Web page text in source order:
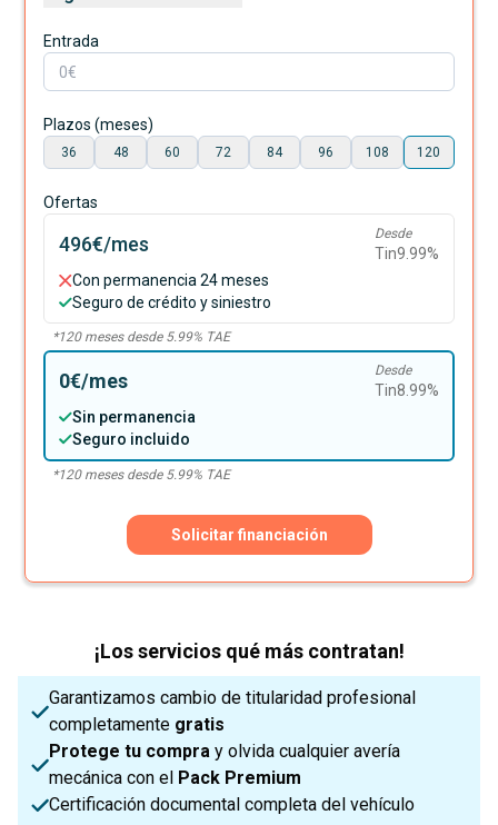
Entrada
Plazos (meses)
36 48 60 72 84 96 108 120
Ofertas
496€/mes Desde
Tin9.99%
Con permanencia 24 meses
Seguro de crédito y siniestro
*120meses desde 5.99% TAE
0€/mes Desde
Tin8.99%
Sin permanencia
Seguro incluido
*120meses desde 5.99% TAE
Solicitar financiación
¡Los servicios qué más contratan!
Garantizamos cambio de titularidad profesional
completamente gratis
Protege tu compra y olvida cualquier avería
mecánica con el Pack Premium
Certificación documental completa del vehículo